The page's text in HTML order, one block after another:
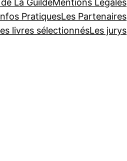
La GuildeMentions Légales
PratiquesLes Partenaires
livres sélectionnésLes jurys